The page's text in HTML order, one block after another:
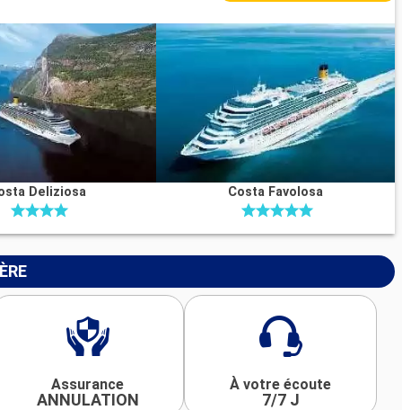
Deliziosa Costa Favolosa
Assurance
ANNULATION
À votre écoute
7/7 J